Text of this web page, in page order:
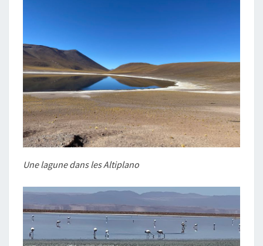
Une lagune dans les Altiplano